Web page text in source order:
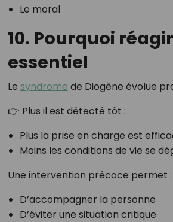
Le moral
10. Pourquoi
essentiel
Le syndrome de Diogène évolue
👉 Plus il est détecté tôt :
Plus la prise en charge est
Moins les conditions de vie se
Une intervention précoce permet :
D’accompagner la personne
D’éviter une situation critique